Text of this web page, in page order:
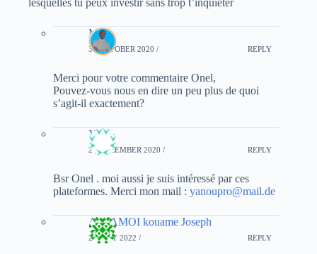
lesquelles tu peux investir sans trop t’inquièter
Mory
30 OCTOBER 2020 / REPLY
Merci pour votre commentaire Onel,
Pouvez-vous nous en dire un peu plus de quoi
s’agit-il exactement?
Yvan
25 DECEMBER 2020 / REPLY
Bsr Onel . moi aussi je suis intéressé par ces
plateformes. Merci mon mail : yanoupro@mail.de
ASSAMOI kouame Joseph
25 JULY 2022 / REPLY